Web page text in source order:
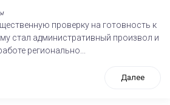
проверку на готовность к
стал административный произвол и
регионально...
Далее